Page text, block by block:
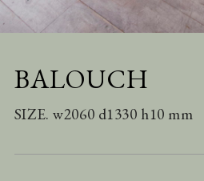
BALOUCH
SIZE. w2060 d1330 h10 mm